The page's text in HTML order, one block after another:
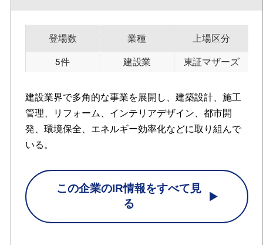
登場数
5件
業種
建設業
上場区分
東証マザーズ
建設業界で多角的な事業を展開し、建築設計、施工
管理、リフォーム、インテリアデザイン、都市開
発、環境保全、エネルギー効率化などに取り組んで
いる。
この企業のIR情報をすべて見
る